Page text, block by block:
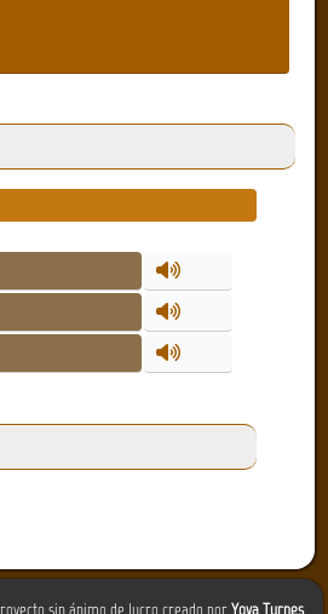
sin ánimo de lucro creado porYova Turnes